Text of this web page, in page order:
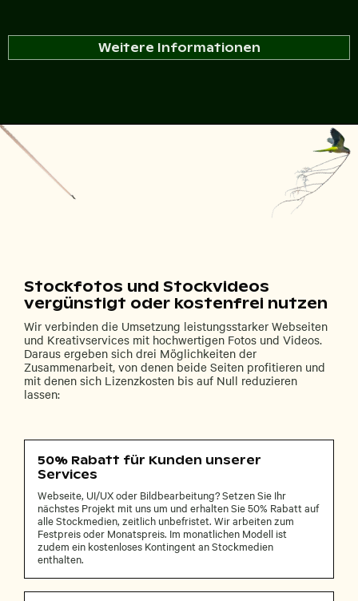
Weitere Informationen
Stockfotos und Stockvideos
vergünstigt oder kostenfrei nutzen
Wir verbinden die Umsetzung leistungsstarker Webseiten
und Kreativservices mit hochwertigen Fotos und Videos.
Daraus ergeben sich drei Möglichkeiten der
Zusammenarbeit, von denen beide Seiten profitieren und
mit denen sich Lizenzkosten bis auf Null reduzieren
lassen:
50% Rabatt für Kunden unserer
Services
Webseite, UI/UX oder Bildbearbeitung? Setzen Sie Ihr
nächstes Projekt mit uns um und erhalten Sie 50% Rabatt auf
alle Stockmedien, zeitlich unbefristet. Wir arbeiten zum
Festpreis oder Monatspreis. Im monatlichen Modell ist
zudem ein kostenloses Kontingent an Stockmedien
enthalten.